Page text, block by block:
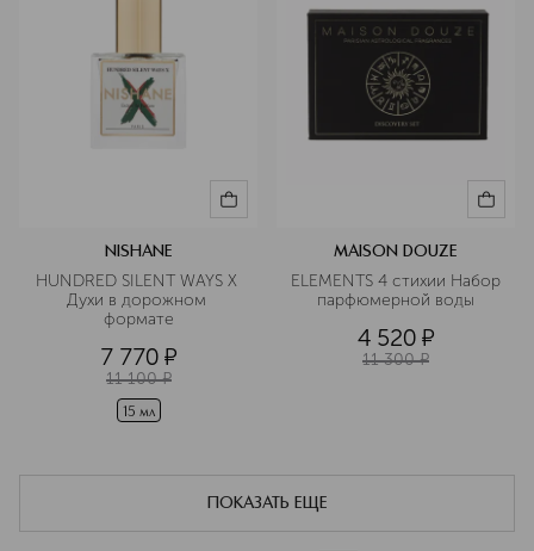
NISHANE
HUNDRED SILENT WAYS X
Духи в дорожном
формате
7 770 ¤
11 100 ¤
15 мл
MAISON DOUZE
ELEMENTS 4 стихии Набор
парфюмерной воды
4 520 ¤
11 300 ¤
ПОКАЗАТЬ ЕЩЕ